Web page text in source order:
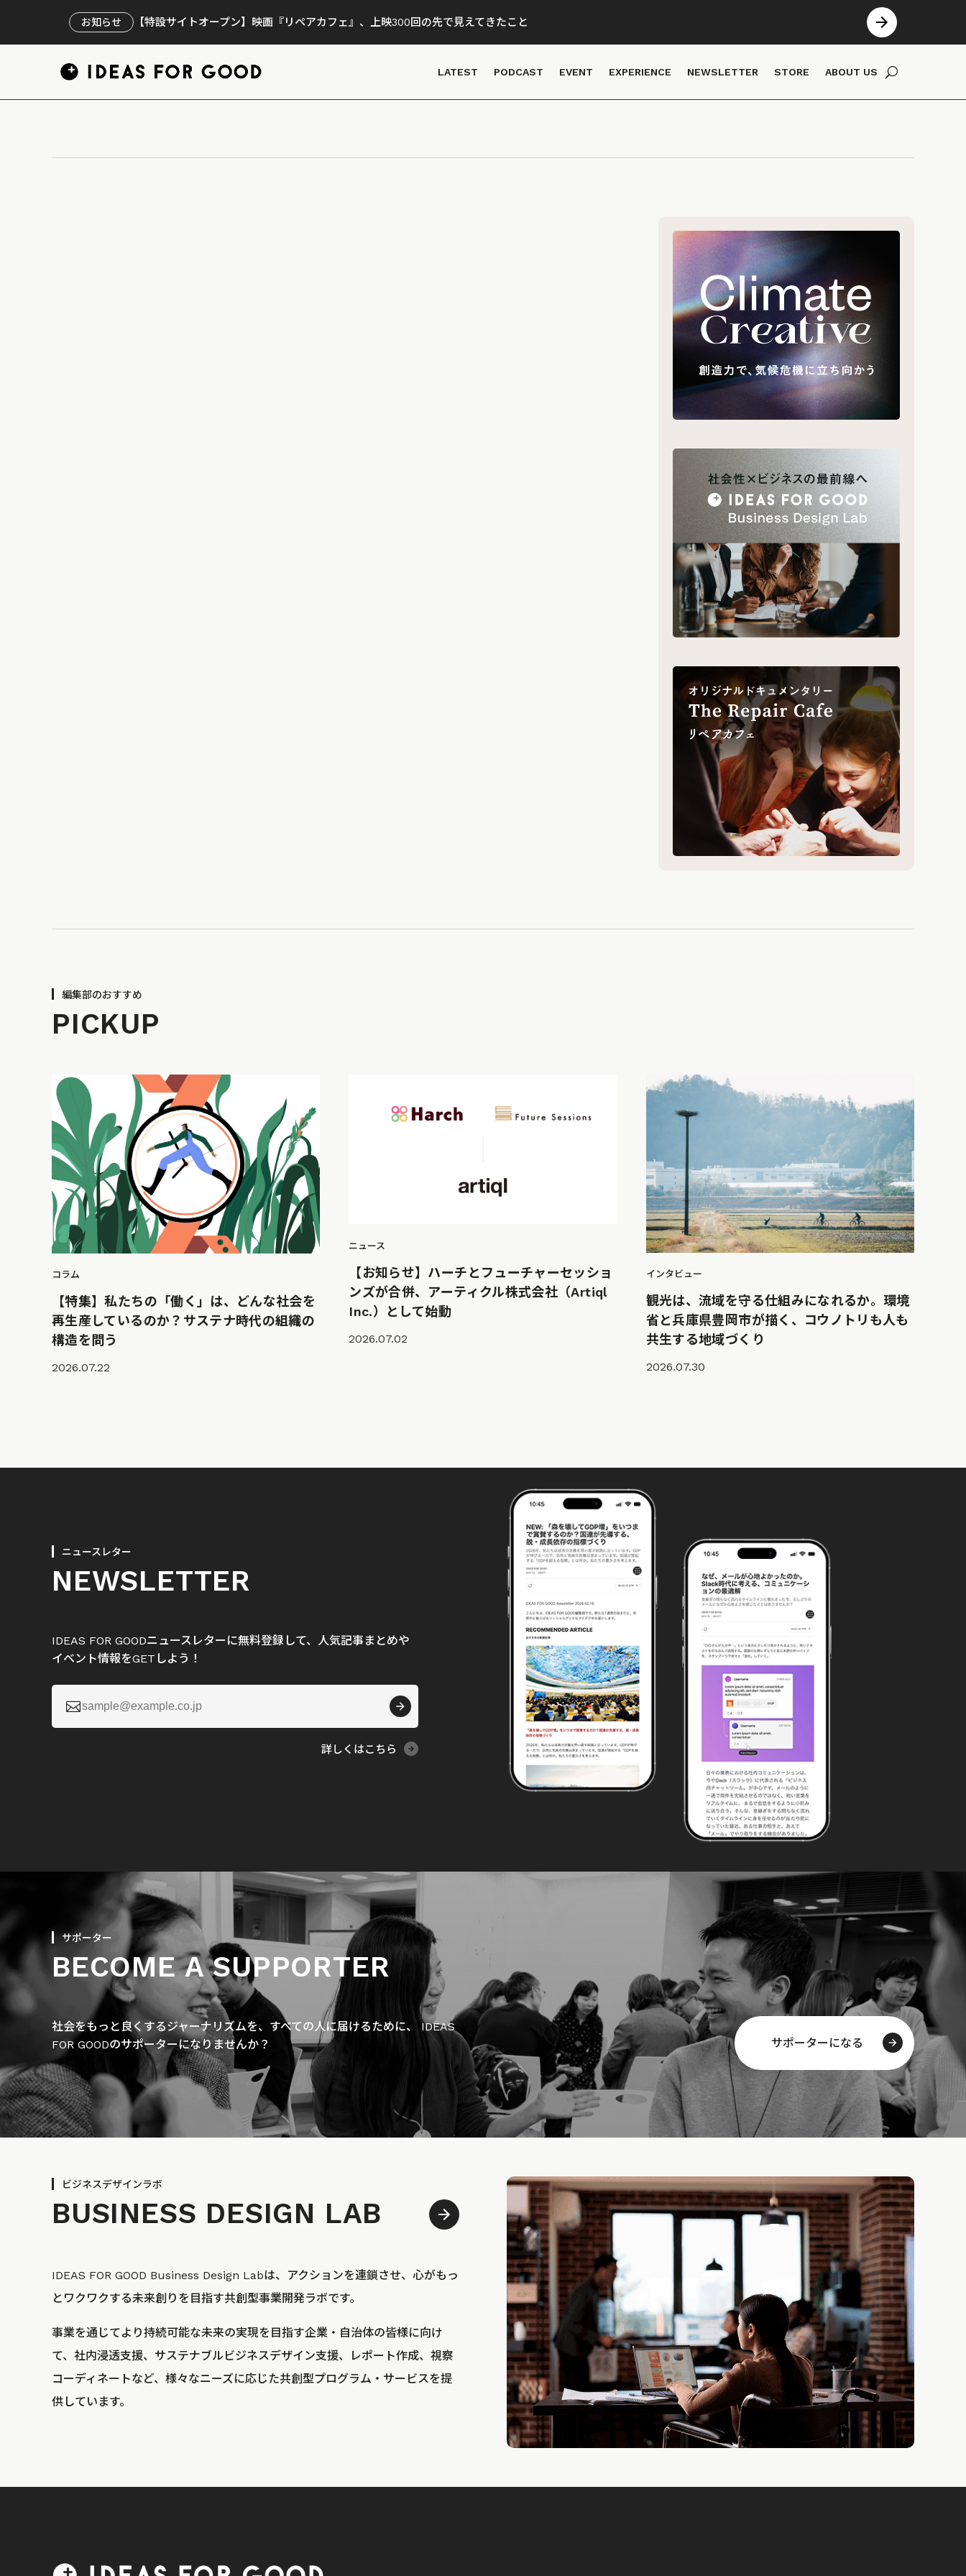
お知らせ 【特設サイトオープン】映画『リペアカフェ』、上映300回の先で見えてきたこと
LATEST PODCAST EVENT EXPERIENCE NEWSLETTER STORE ABOUT US
編集部のおすすめ
PICKUP
コラム
【特集】私たちの「働く」は、どんな社会を
再生産しているのか？サステナ時代の組織の
構造を問う
2026.07.22
ニュース
【お知らせ】ハーチとフューチャーセッショ
ンズが合併、アーティクル株式会社（Artiql
Inc.）として始動
2026.07.02
インタビュー
観光は、流域を守る仕組みになれるか。環境
省と兵庫県豊岡市が描く、コウノトリも人も
共生する地域づくり
2026.07.30
ニュースレター
NEWSLETTER
IDEAS FOR GOODニュースレターに無料登録して、人気記事まとめや
イベント情報をGETしよう！

詳しくはこちら
サポーター
BECOME A SUPPORTER
社会をもっと良くするジャーナリズムを、すべての人に届けるために、 IDEAS
FOR GOODのサポーターになりませんか？
サポーターになる
ビジネスデザインラボ
BUSINESS DESIGN LAB
IDEAS FOR GOOD Business Design Labは、アクションを連鎖させ、心がもっ
とワクワクする未来創りを目指す共創型事業開発ラボです。
事業を通じてより持続可能な未来の実現を目指す企業・自治体の皆様に向け
て、社内浸透支援、サステナブルビジネスデザイン支援、レポート作成、視察
コーディネートなど、様々なニーズに応じた共創型プログラム・サービスを提
供しています。